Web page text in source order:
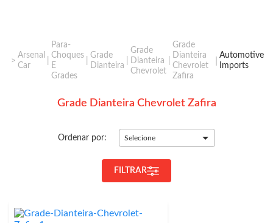
Arsenal
Car
Para-
Choques
E
Grades
Grade
Dianteira
Grade
Dianteira
Chevrolet
Grade
Dianteira
Chevrolet
Zafira
Automotive
Imports
Grade Dianteira Chevrolet Zafira
Ordenar por: Selecione
FILTRAR